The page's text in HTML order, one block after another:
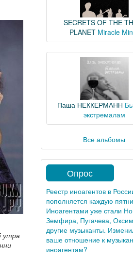
утра
SECRETS OF THE
PLANET Miracle
Паша НЕККЕРМАНН
экстремалам
Все альбомы
Опрос
Реестр иноагентов в
пополняется каждую
Иноагентами уже стали
Земфира, Пугачева,
другие музыканты.
ваше отношение к
иноагентам?